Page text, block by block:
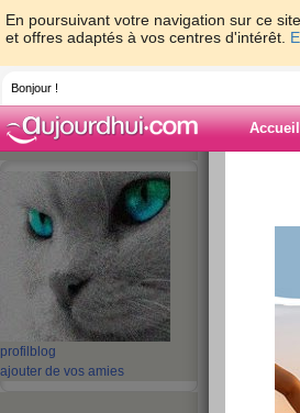
En poursuivant votre navigation sur ce
et offres adaptés à vos centres d'intérêt.
Bonjour !
Accueil
profil blog
ajouter de vos amies